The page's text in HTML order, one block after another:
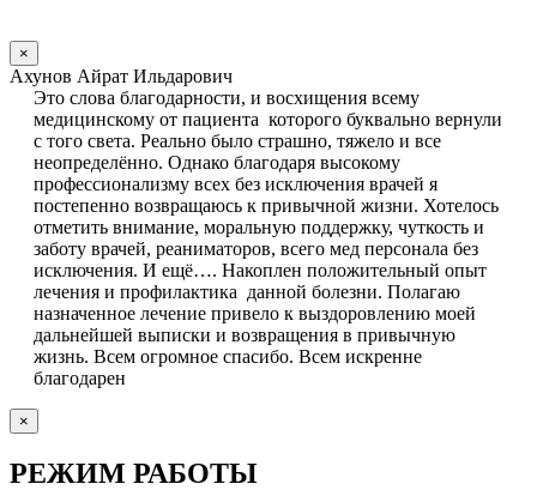
×
Ахунов Айрат Ильдарович
Это слова благодарности, и восхищения всему
медицинскому от пациента которого буквально вернули
с того света. Реально было страшно, тяжело и все
неопределённо. Однако благодаря высокому
профессионализму всех без исключения врачей я
постепенно возвращаюсь к привычной жизни. Хотелось
отметить внимание, моральную поддержку, чуткость и
заботу врачей, реаниматоров, всего мед персонала без
исключения. И ещё…. Накоплен положительный опыт
лечения и профилактика данной болезни. Полагаю
назначенное лечение привело к выздоровлению моей
дальнейшей выписки и возвращения в привычную
жизнь. Всем огромное спасибо. Всем искренне
благодарен
×
РЕЖИМ РАБОТЫ